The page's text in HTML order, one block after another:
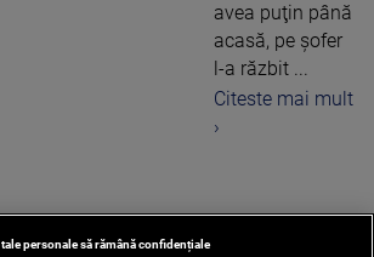
avea puţin până
acasă, pe şofer
l-a răzbit ...
Citeste mai mult
›
tale personale să rămână confidențiale